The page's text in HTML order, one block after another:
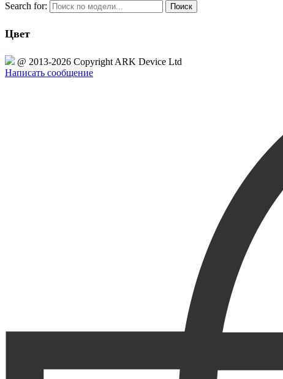
Search for:
Цвет
@ 2013-2026 Copyright ARK Device Ltd
Написать сообщение